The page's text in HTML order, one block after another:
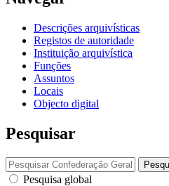
Descrições arquivísticas
Registos de autoridade
Instituição arquivística
Funções
Assuntos
Locais
Objecto digital
Pesquisar
Pesquisa global